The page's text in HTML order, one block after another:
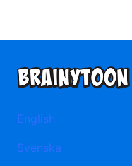
English
Svenska